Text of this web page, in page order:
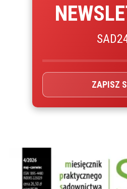
ZAPISZ